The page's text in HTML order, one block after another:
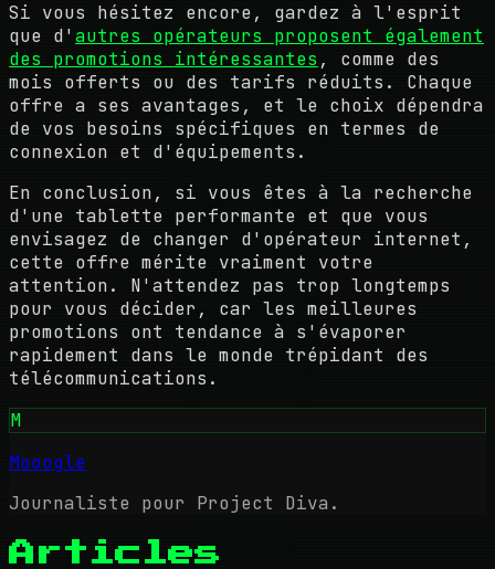
Si vous hésitez encore, gardez à l'esprit
que d'autres opérateurs proposent également
des promotions intéressantes , comme des
mois offerts ou des tarifs réduits. Chaque
offre a ses avantages, et le choix dépendra
de vos besoins spécifiques en termes de
connexion et d'équipements.
En conclusion, si vous êtes à la recherche
d'une tablette performante et que vous
envisagez de changer d'opérateur internet,
cette offre mérite vraiment votre
attention. N'attendez pas trop longtemps
pour vous décider, car les meilleures
promotions ont tendance à s'évaporer
rapidement dans le monde trépidant des
télécommunications.
M
Mooogle
Journaliste pour Project Diva.
Articles